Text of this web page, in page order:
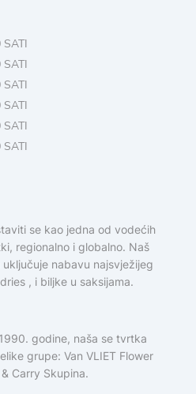
SATI
SATI
SATI
SATI
SATI
SATI
se kao jedna od vodećih
regionalno i globalno. Naš
nabavu najsvježijeg
, i biljke u saksijama.
godine, naša se tvrtka
grupe: Van VLIET Flower
Carry Skupina.